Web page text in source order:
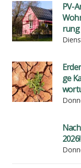
PV-
rung
ge
2026!